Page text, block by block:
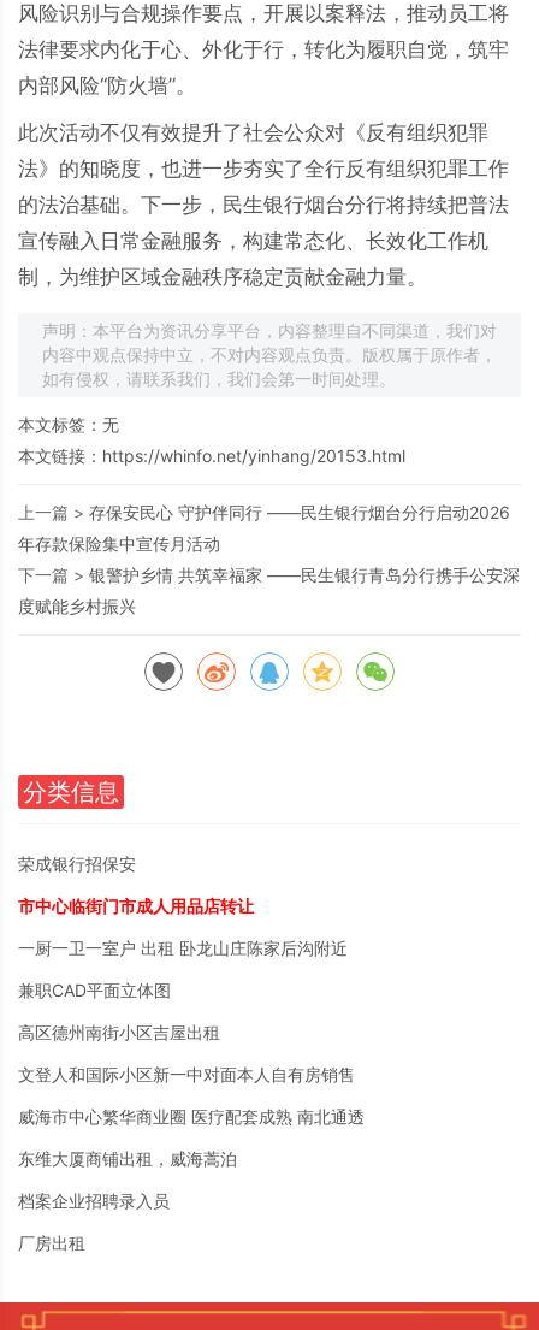
风险识别与合规操作要点，开展以案释法，推动员工将
法律要求内化于心、外化于行，转化为履职自觉，筑牢
内部风险“防火墙”。
此次活动不仅有效提升了社会公众对《反有组织犯罪
法》的知晓度，也进一步夯实了全行反有组织犯罪工作
的法治基础。下一步，民生银行烟台分行将持续把普法
宣传融入日常金融服务，构建常态化、长效化工作机
制，为维护区域金融秩序稳定贡献金融力量。
声明：本平台为资讯分享平台，内容整理自不同渠道，我们对
内容中观点保持中立，不对内容观点负责。版权属于原作者，
如有侵权，请联系我们，我们会第一时间处理。
本文标签：无
本文链接： https://whinfo.net/yinhang/20153.html
上一篇 > 存保安民心 守护伴同行 ——民生银行烟台分行启动2026
年存款保险集中宣传月活动
下一篇 > 银警护乡情 共筑幸福家 ——民生银行青岛分行携手公安深
度赋能乡村振兴
分类信息
荣成银行招保安
市中心临街门市成人用品店转让
一厨一卫一室户 出租 卧龙山庄陈家后沟附近
兼职CAD平面立体图
高区德州南街小区吉屋出租
文登人和国际小区新一中对面本人自有房销售
威海市中心繁华商业圈 医疗配套成熟 南北通透
东维大厦商铺出租，威海蒿泊
档案企业招聘录入员
厂房出租